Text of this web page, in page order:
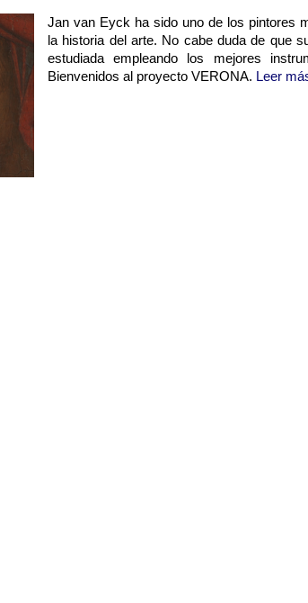
Jan van Eyck ha sido uno de los pintores
la historia del arte. No cabe duda de que
estudiada empleando los mejores
Bienvenidos al proyecto VERONA. Leer